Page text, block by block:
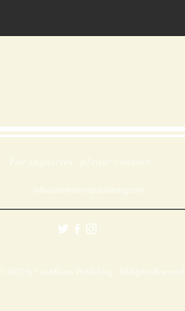
For inquiries, please contact:
info@centiramopublishing.com
© 2023 by CentiRamo Publishing. All Rights Reserved.